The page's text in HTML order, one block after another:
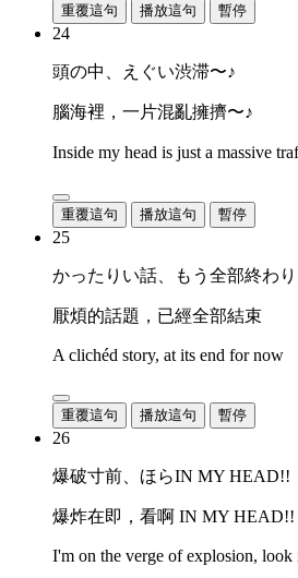
重覆這句 播放這句 暫停
24
頭の中、えぐい渋滞〜♪
腦海裡，一片混亂擁擠〜♪
Inside my head is just a massive
重覆這句 播放這句 暫停
25
かったりい話、もう全部終わり
厭煩的話題，已經全部結束
A clichéd story, at its end for now
重覆這句 播放這句 暫停
26
爆破寸前、ほらIN MY HEAD!!
爆炸在即，看啊 IN MY HEAD!!
I'm on the verge of explosion,